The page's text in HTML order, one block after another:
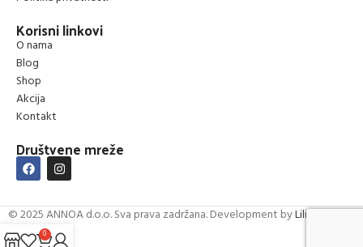
Korisni linkovi
O nama
Blog
Shop
Akcija
Kontakt
Društvene mreže
© 2025 ANNOA d.o.o. Sva prava zadržana. Development byLilium Digital
0